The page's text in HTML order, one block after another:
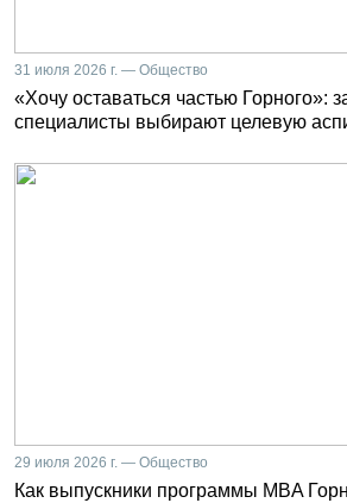
31 июля 2026 г. — Общество
«Хочу оставаться частью Горного»:
специалисты выбирают целевую
29 июля 2026 г. — Общество
Как выпускники программы MBA